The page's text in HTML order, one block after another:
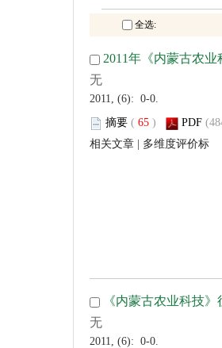
2011, (6): 0-0.
(
)
2011, (6): 0-0.